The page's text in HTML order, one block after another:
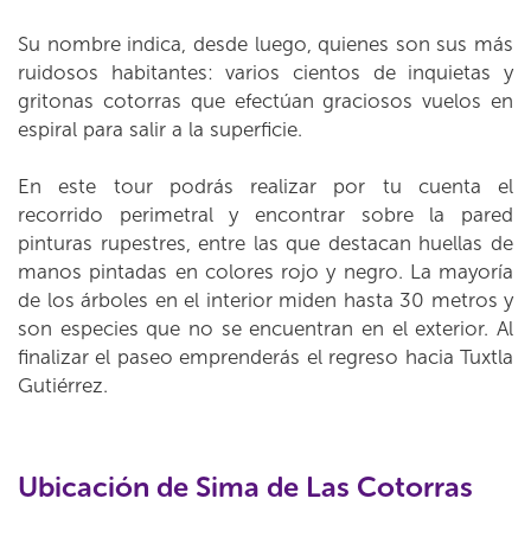
Su nombre indica, desde luego, quienes son sus más
ruidosos habitantes: varios cientos de inquietas y
gritonas cotorras que efectúan graciosos vuelos en
espiral para salir a la superficie.
En este tour podrás realizar por tu cuenta el
recorrido perimetral y encontrar sobre la pared
pinturas rupestres, entre las que destacan huellas de
manos pintadas en colores rojo y negro. La mayoría
de los árboles en el interior miden hasta 30 metros y
son especies que no se encuentran en el exterior. Al
finalizar el paseo emprenderás el regreso hacia Tuxtla
Gutiérrez.
Ubicación de Sima de Las Cotorras